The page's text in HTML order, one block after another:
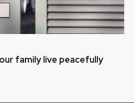
family live peacefully